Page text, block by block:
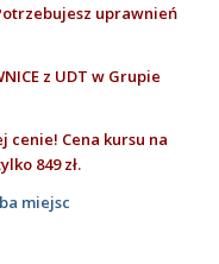
uprawnień
z UDT w Grupie
cenie! Cena kursu na
849 zł.
miejsc